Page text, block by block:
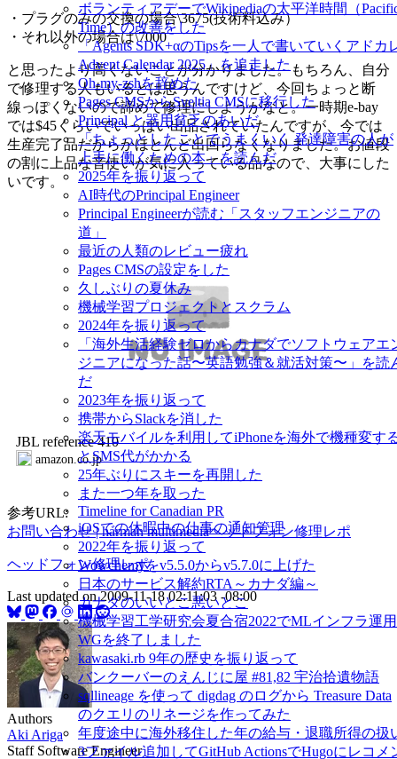
ボランティアデーでWikipediaの太平洋時間（
Time）の改善をした
「Agents SDK+αのTipsを一人で書いていくアドカ
Advent Calendar 2025」を追走した
Oh-my-zshを辞めた
Pages CMSからSveltia CMSに移行した
Principal と器用貧乏のあいだ
「ちょっとしたことでうまくいく 発達障害の人が
上手に働くための本」を読んだ
2025年を振り返って
AI時代のPrincipal Engineer
Principal Engineerが読む「スタッフエンジニアの
道」
最近の人類のレビュー疲れ
Pages CMSの設定をした
久しぶりの夏休み
機械学習プロジェクトとスクラム
2024年を振り返って
「海外生活経験ゼロからカナダでソフトウェアエ
ジニアになった話〜英語勉強＆就活対策〜」を読
だ
2023年を振り返って
携帯からSlackを消した
楽天モバイルを利用してiPhoneを海外で機種変す
とSMS代がかかる
25年ぶりにスキーを再開した
また一つ年を取った
Timeline for Canadian PR
iOSでの休暇中の仕事の通知管理
2022年を振り返って
Wowchemyをv5.5.0からv5.7.0に上げた
日本のサービス解約RTA～カナダ編～
カナダのいいとこ悪いとこ
機械学習工学研究会夏合宿2022でMLインフラ運用
WGを終了しました
kawasaki.rb 9年の歴史を振り返って
バンクーバーのえんじに屋 #81,82 宇治拾遺物語
sqllineage を使って digdag のログから Treasure Data
のクエリのリネージを作ってみた
年度途中に海外移住した年の給与・退職所得の扱
3ファイル追加してGitHub ActionsでHugoにレコメ
・プラグのみの交換の場合\3675(技術料込み）
・それ以外の場合は\7000
と思ったより高くないことが分かりました。もちろん、自分
で修理する人もいるとは思うんですけど、今回ちょっと断
線っぽくないので諦めて修理にしようかなと。一時期e-bay
では$45くらいでいっぱい出品されていたんですが、今では
生産完了品だからかほとんど出回らなくなりました。お値段
の割に上品な音使いが気に入っている品なので、大事にした
いです。
JBL reference 410
amazon.co.jp
参考URL:
お問い合わせ | harman multimediaヘッドフォン修理レポ
ヘッドフォン修理レポ
Last updated on2009-11-18 02:11:03 -08:00
Authors
Aki Ariga
Staff Software Engineer